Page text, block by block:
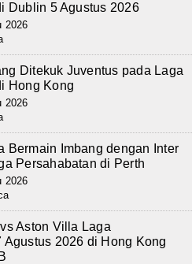
Dublin 5 Agustus 2026
2026
Ditekuk Juventus pada Laga
Hong Kong
2026
Bermain Imbang dengan Inter
Persahabatan di Perth
2026
Aston Villa Laga
Agustus 2026 di Hong Kong